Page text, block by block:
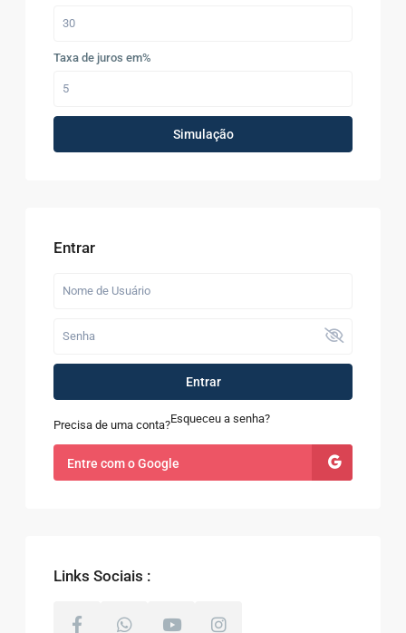
Taxa de juros em%
Simulação
Entrar
Entrar
Precisa de uma conta?Esqueceu a senha?
Entre com o Google
Links Sociais :